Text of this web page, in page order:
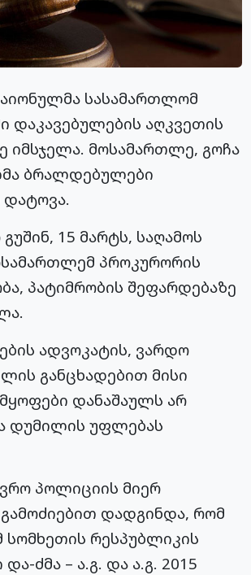
სასამართლომ
დაკავებულების აღკვეთის
იმსჯელა. მოსამართლე, გოჩა
ბრალდებულები
დატოვა.
15 მარტს, საღამოს
პროკურორის
პატიმრობის შეფარდებაზე
ადვოკატის, ვარდო
განცხადებით მისი
დანაშაულს არ
დუმილის უფლებას
პოლიციის მიერ
დადგინდა, რომ
სომხეთის რესპუბლიკის
ძმა – ა.გ. და ა.გ. 2015